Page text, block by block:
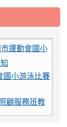
8月份「施
運動會國小
小游泳比賽
顧服務班教